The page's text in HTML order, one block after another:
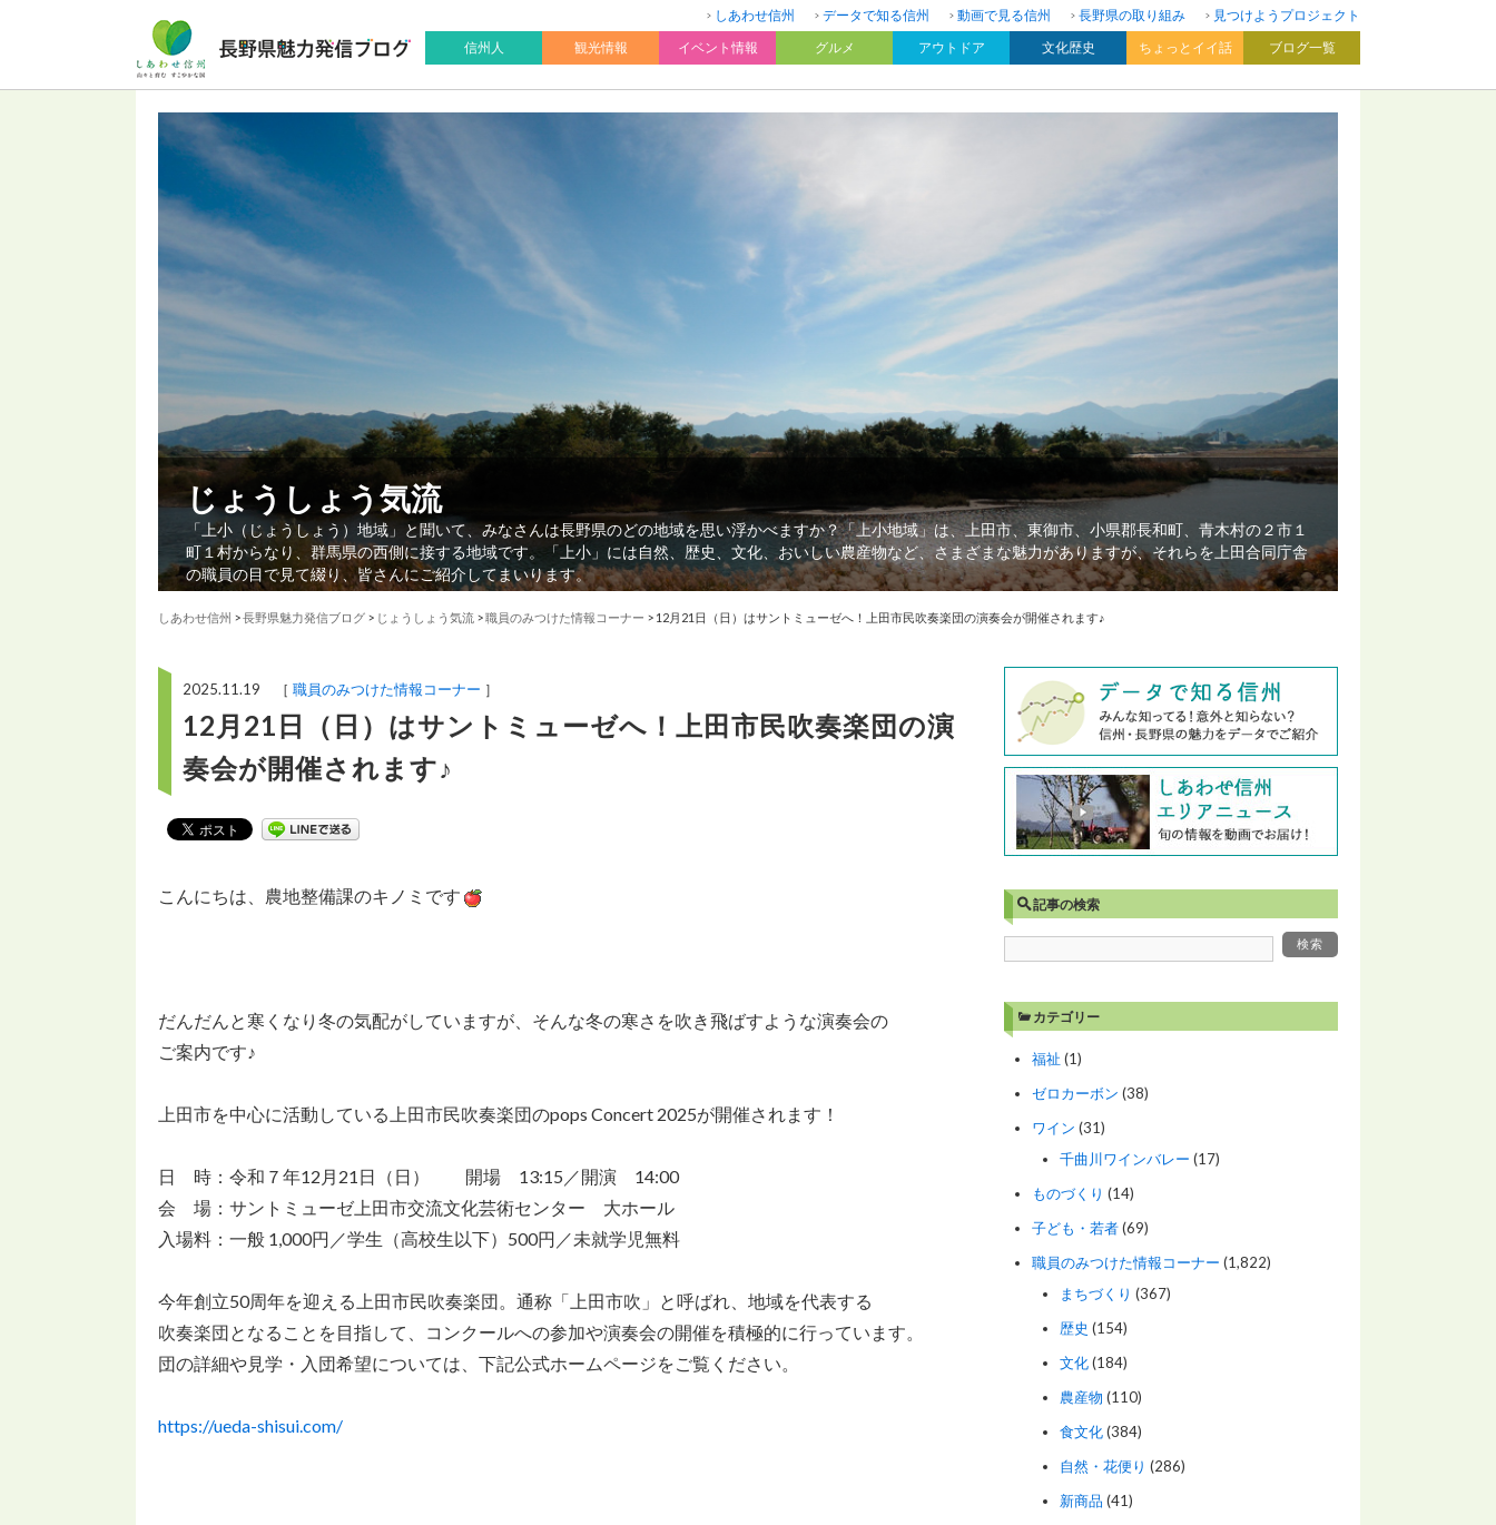
しあわせ信州 データで知る信州 動画で見る信州 長野県の取り組み
見つけようプロジェクト
信州人
観光情報 イベント情報 グルメ アウトドア 文化歴史 ちょっとイイ話 ブログ一覧
じょうしょう気流
「上小（じょうしょう）地域」と聞いて、みなさんは長野県のどの地域を思い浮かべますか？「上小地域」は、上田市、東御市、小県郡長和町、青木村の２市１
町１村からなり、群馬県の西側に接する地域です。「上小」には自然、歴史、文化、おいしい農産物など、さまざまな魅力がありますが、それらを上田合同庁舎
の職員の目で見て綴り、皆さんにご紹介してまいります。
しあわせ信州 >長野県魅力発信ブログ > じょうしょう気流 >職員のみつけた情報コーナー > 12月21日（日）はサントミューゼへ！上田市民吹奏楽団の演奏会が開催されます♪
2025.11.19 ［ 職員のみつけた情報コーナー ］
12月21日（日）はサントミューゼへ！上田市民吹奏楽団の演
奏会が開催されます♪
こんにちは、農地整備課のキノミです
だんだんと寒くなり冬の気配がしていますが、そんな冬の寒さを吹き飛ばすような演奏会の
ご案内です♪
上田市を中心に活動している上田市民吹奏楽団のpops Concert 2025が開催されます！
日 時：令和７年12月21日（日） 開場 13:15／開演 14:00
会 場：サントミューゼ上田市交流文化芸術センター 大ホール
入場料：一般 1,000円／学生（高校生以下）500円／未就学児無料
今年創立50周年を迎える上田市民吹奏楽団。通称「上田市吹」と呼ばれ、地域を代表する
吹奏楽団となることを目指して、コンクールへの参加や演奏会の開催を積極的に行っています。
団の詳細や見学・入団希望については、下記公式ホームページをご覧ください。
https://ueda-shisui.com/
記事の検索
カテゴリー
福祉 (1)
ゼロカーボン (38)
ワイン (31)
千曲川ワインバレー (17)
ものづくり (14)
子ども・若者(69)
職員のみつけた情報コーナー (1,822)
まちづくり (367)
歴史 (154)
文化(184)
農産物 (110)
食文化(384)
自然・花便り (286)
新商品 (41)